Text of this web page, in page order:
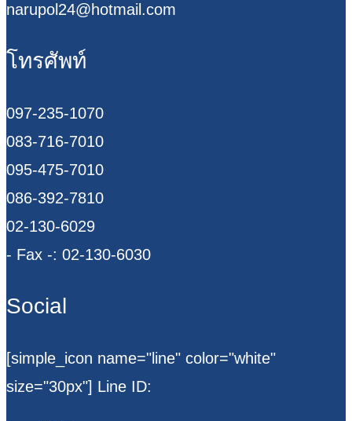
narupol24@hotmail.com
โทรศัพท์
097-235-1070
083-716-7010
095-475-7010
086-392-7810
02-130-6029
- Fax -: 02-130-6030
Social
[simple_icon name="line" color="white"
size="30px"] Line ID: